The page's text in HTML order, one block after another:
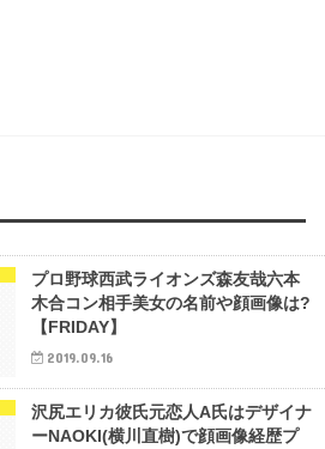
プロ野球西武ライオンズ森友哉六本
木合コン相手美女の名前や顔画像は?
【FRIDAY】
2019.09.16
沢尻エリカ彼氏元恋人A氏はデザイナ
ーNAOKI(横川直樹)で顔画像経歴プ